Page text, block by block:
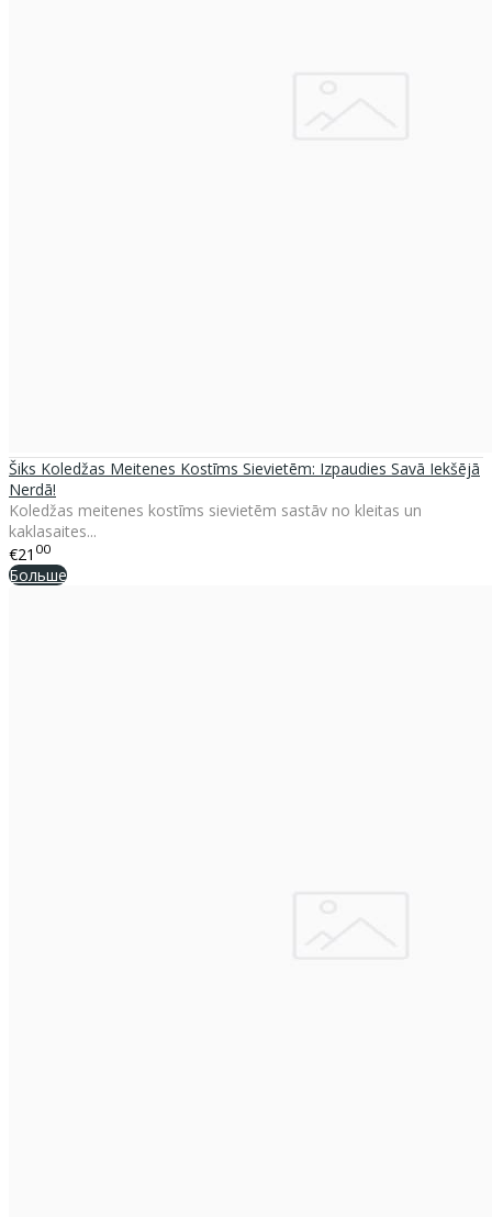
Šiks Koledžas Meitenes Kostīms Sievietēm: Izpaudies Savā Iekšējā
Nerdā!
Koledžas meitenes kostīms sievietēm sastāv no kleitas un
kaklasaites...
€21 00
Больше